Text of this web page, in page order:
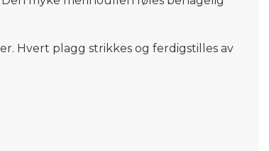
Hvert plagg strikkes og ferdigstilles av